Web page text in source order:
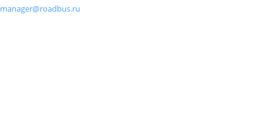
manager@roadbus.ru